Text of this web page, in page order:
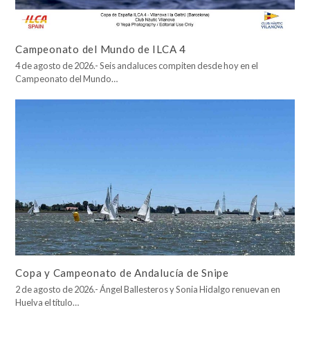
Campeonato del Mundo de ILCA 4
4 de agosto de 2026.- Seis andaluces compiten desde hoy en el
Campeonato del Mundo…
Copa y Campeonato de Andalucía de Snipe
2 de agosto de 2026.- Ángel Ballesteros y Sonia Hidalgo renuevan en
Huelva el título…